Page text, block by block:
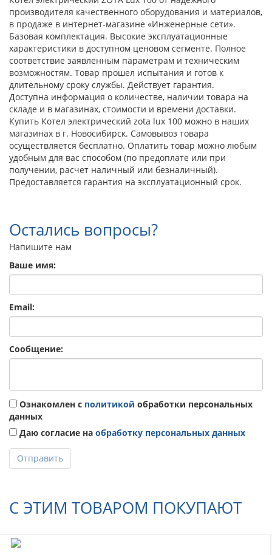
производителя качественного оборудования и материалов,
в продаже в интернет-магазине «Инженерные сети».
Базовая комплектация. Высокие эксплуатационные
характеристики в доступном ценовом сегменте. Полное
соответствие заявленным параметрам и техническим
возможностям. Товар прошел испытания и готов к
длительному сроку службы. Действует гарантия.
Доступна информация о количестве, наличии товара на
складе и в магазинах, стоимости и времени доставки.
Купить Котел электрический zota lux 100 можно в наших
магазинах в г. Новосибирск. Самовывоз товара
осуществляется бесплатно. Оплатить товар можно любым
удобным для вас способом (по предоплате или при
получении, расчет наличный или безналичный).
Предоставляется гарантия на эксплуатационный срок.
Остались вопросы?
Напишите нам
Ваше имя:
Email:
Сообщение:
Ознакомлен с политикой обработки персональных
данных
Даю согласие на обработку персональных данных
Отправить
С ЭТИМ ТОВАРОМ ПОКУПАЮТ